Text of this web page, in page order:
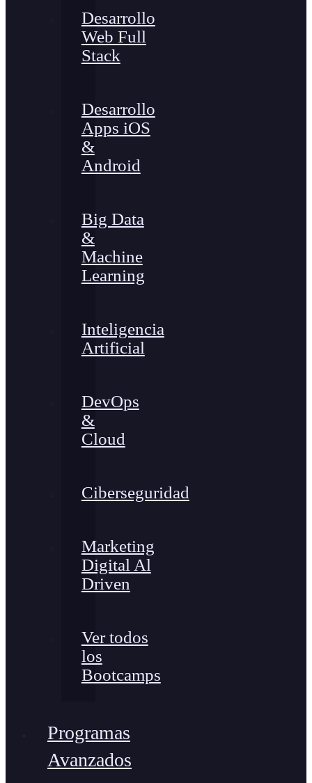
Desarrollo
Web Full
Stack
Desarrollo
Apps iOS
&
Android
Big Data
&
Machine
Learning
Inteligencia
Artificial
DevOps
&
Cloud
Ciberseguridad
Marketing
Digital Al
Driven
Ver todos
los
Bootcamps
Programas
Avanzados